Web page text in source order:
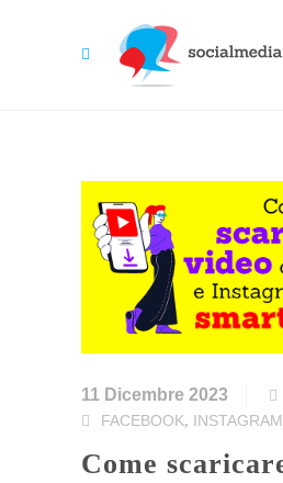
11 Dicembre 2023
FACEBOOK, INSTAGRAM
Come scaricare video di